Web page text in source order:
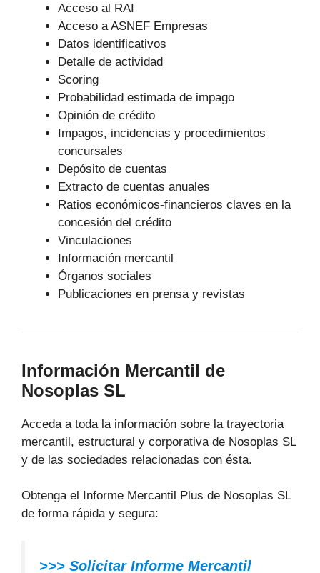
Acceso al RAI
Acceso a ASNEF Empresas
Datos identificativos
Detalle de actividad
Scoring
Probabilidad estimada de impago
Opinión de crédito
Impagos, incidencias y procedimientos
concursales
Depósito de cuentas
Extracto de cuentas anuales
Ratios económicos-financieros claves en la
concesión del crédito
Vinculaciones
Información mercantil
Órganos sociales
Publicaciones en prensa y revistas
Información Mercantil de
Nosoplas SL
Acceda a toda la información sobre la trayectoria
mercantil, estructural y corporativa de Nosoplas SL
y de las sociedades relacionadas con ésta.
Obtenga el Informe Mercantil Plus de Nosoplas SL
de forma rápida y segura:
>>> Solicitar Informe Mercantil